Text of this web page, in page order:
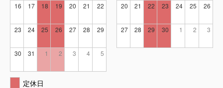
16 17 18 19 20 21 22
23 24 25 26 27 28 29
30 31 1 2 3 4 5
20 21 22 23 24 25 26
27 28 29 30 1 2 3
定休日